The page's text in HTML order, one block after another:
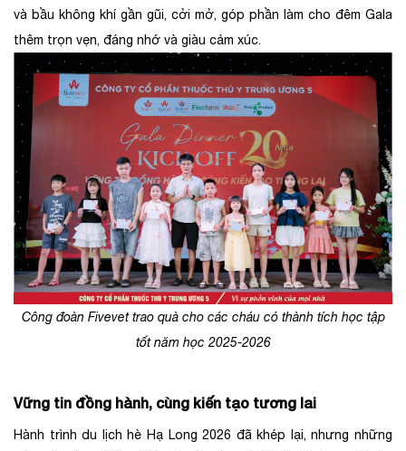
và bầu không khí gần gũi, cởi mở, góp phần làm cho đêm Gala
thêm trọn vẹn, đáng nhớ và giàu cảm xúc.
Công đoàn Fivevet trao quà cho các cháu có thành tích học tập
tốt năm học 2025-2026
Vững tin đồng hành, cùng kiến tạo tương lai
Hành trình du lịch hè Hạ Long 2026 đã khép lại, nhưng những